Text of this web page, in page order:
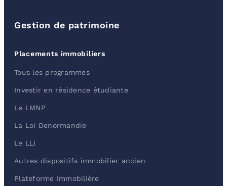
Gestion de patrimoine
Placements immobiliers
Tous les programmes
Investir en résidence étudiante
Le LMNP
La Loi Denormandie
Le LLI
Autres dispositifs immobilier ancien
Plateforme immobilière